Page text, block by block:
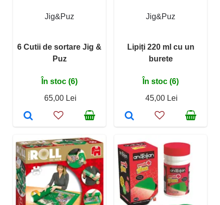
Jig&Puz
6 Cutii de sortare Jig &
Puz
În stoc (6)
65,00 Lei
Jig&Puz
Lipiți 220 ml cu un
burete
În stoc (6)
45,00 Lei